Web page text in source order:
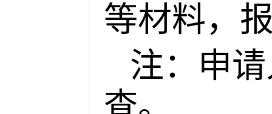
等材料，
注：申
查。